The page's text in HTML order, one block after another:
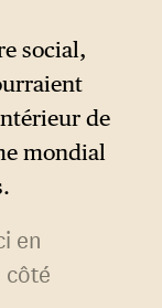
social,
de
mondial
en